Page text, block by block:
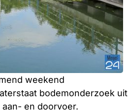
weekend
bodemonderzoek uit
en doorvoer.